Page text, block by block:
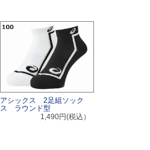
アシックス 2足組ソック
ス ラウンド型
1,490円(税込）